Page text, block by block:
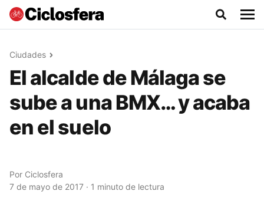
Ciudades
El alcalde de Málaga se
sube a una BMX… y acaba
en el suelo
Por Ciclosfera
7 de mayo de 2017 · 1 minuto de lectura